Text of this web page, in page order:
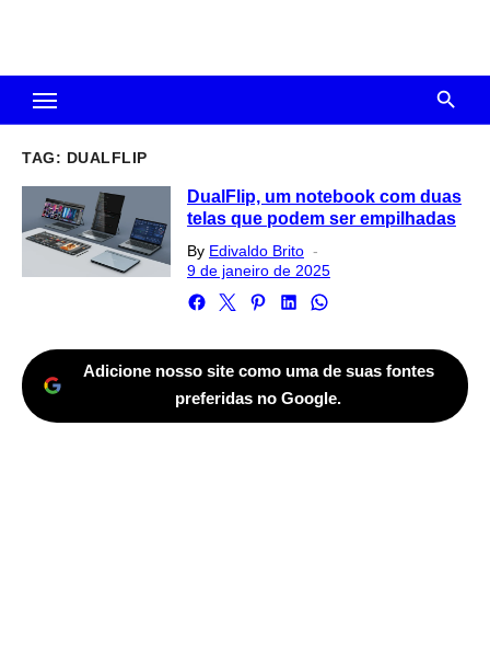
TAG: DUALFLIP
DualFlip, um notebook com duas
telas que podem ser empilhadas
By Edivaldo Brito
on
9 de janeiro de 2025
Adicione nosso site como uma de suas fontes
preferidas no Google.